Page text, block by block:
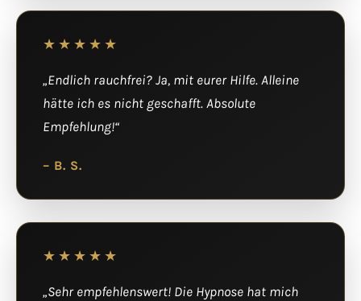
★★★★★
„Endlich rauchfrei? Ja, mit eurer Hilfe. Alleine
hätte ich es nicht geschafft. Absolute
Empfehlung!“
– B. S.
★★★★★
„Sehr empfehlenswert! Die Hypnose hat mich